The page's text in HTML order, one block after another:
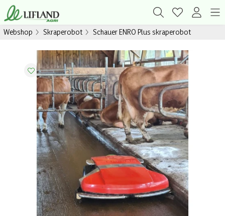
Webshop Skraperobot Schauer ENRO Plus skraperobot